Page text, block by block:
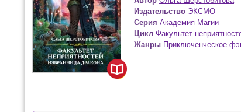
Издательство ЭКСМО
Серия Академия Магии
Цикл Факультет
Жанры Приключенческое